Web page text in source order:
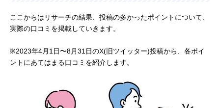
ここからはリサーチの結果、投稿の多かったポイントについて、
実際の口コミを掲載していきます。
※2023年4月1日〜8月31日のX(旧ツイッター)投稿から、各ポイ
ントにあてはまる口コミを紹介します。